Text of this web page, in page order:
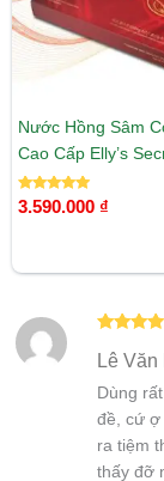
Nước Hồng Sâm
Cao Cấp Elly’s
Được xếp
hạng
3.590.000 ₫
hạng55
Lê Văn
Dùng
đề, cứ ợ
ra tiệm
thấy đỡ